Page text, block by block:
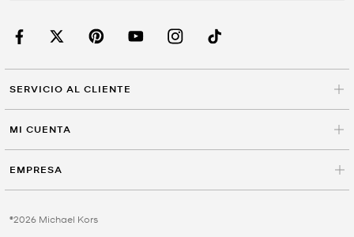
SERVICIO AL CLIENTE
MI CUENTA
EMPRESA
©2026 Michael Kors